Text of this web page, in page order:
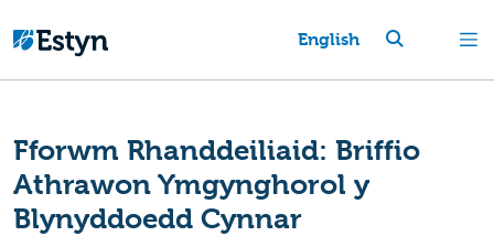
English
Fforwm Rhanddeiliaid: Briffio
Athrawon Ymgynghorol y
Blynyddoedd Cynnar